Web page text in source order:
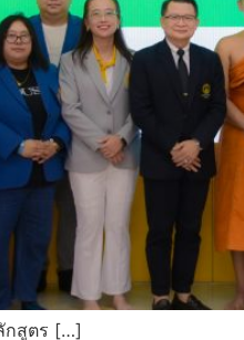
กสูตร […]